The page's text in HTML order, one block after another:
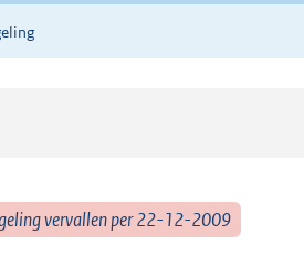
vervallen per 22-12-2009